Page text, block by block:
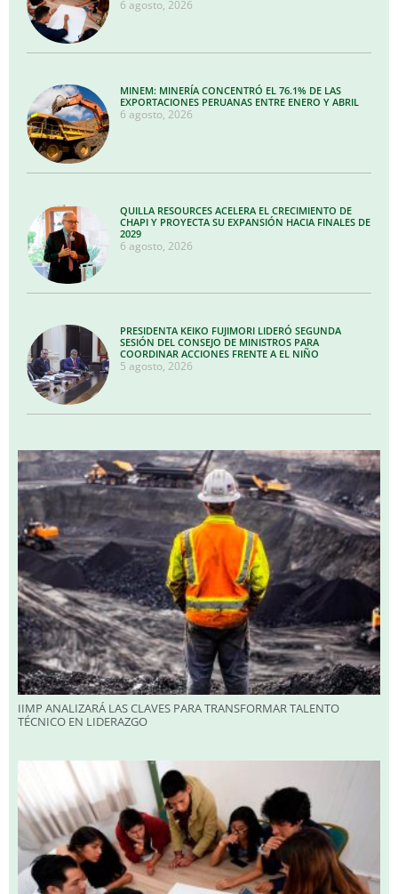
6 agosto, 2026
MINEM: MINERÍA CONCENTRÓ EL 76.1% DE LAS
EXPORTACIONES PERUANAS ENTRE ENERO Y ABRIL
6 agosto, 2026
QUILLA RESOURCES ACELERA EL CRECIMIENTO DE
CHAPI Y PROYECTA SU EXPANSIÓN HACIA FINALES DE
2029
6 agosto, 2026
PRESIDENTA KEIKO FUJIMORI LIDERÓ SEGUNDA
SESIÓN DEL CONSEJO DE MINISTROS PARA
COORDINAR ACCIONES FRENTE A EL NIÑO
5 agosto, 2026
IIMP ANALIZARÁ LAS CLAVES PARA TRANSFORMAR TALENTO
TÉCNICO EN LIDERAZGO